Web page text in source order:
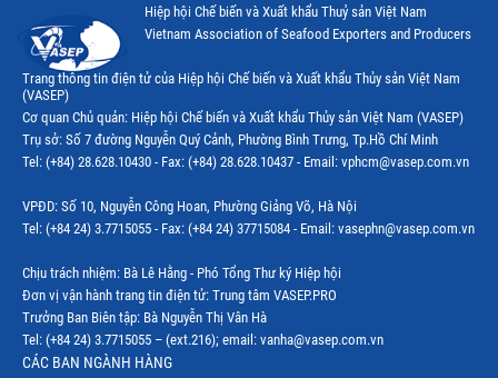
Hiệp hội Chế biến và Xuất khẩu Thuỷ sản Việt Nam
Vietnam Association of Seafood Exporters and Producers
Trang thông tin điện tử của Hiệp hội Chế biến và Xuất khẩu Thủy sản Việt Nam
(VASEP)
Cơ quan Chủ quản: Hiệp hội Chế biến và Xuất khẩu Thủy sản Việt Nam (VASEP)
Trụ sở: Số 7 đường Nguyễn Quý Cảnh, Phường Bình Trưng, Tp.Hồ Chí Minh
Tel: (+84) 28.628.10430 - Fax: (+84) 28.628.10437 - Email: vphcm@vasep.com.vn
VPĐD: Số 10, Nguyễn Công Hoan, Phường Giảng Võ, Hà Nội
Tel: (+84 24) 3.7715055 - Fax: (+84 24) 37715084 - Email: vasephn@vasep.com.vn
Chịu trách nhiệm: Bà Lê Hằng - Phó Tổng Thư ký Hiệp hội
Đơn vị vận hành trang tin điện tử: Trung tâm VASEP.PRO
Trưởng Ban Biên tập: Bà Nguyễn Thị Vân Hà
Tel: (+84 24) 3.7715055 – (ext.216); email: vanha@vasep.com.vn
CÁC BAN NGÀNH HÀNG